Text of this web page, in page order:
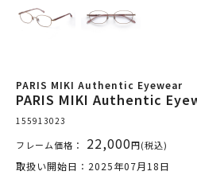
PARIS MIKI Authentic Eyewear
PARIS MIKI Authentic
155913023
フレーム価格： 22,000円(税込)
取扱い開始日：2025年07月18日